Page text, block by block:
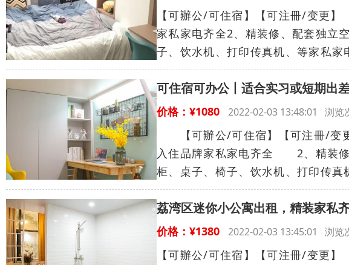
【可辦公/可住宿】【可注冊/变更
家私家电齐全2、精装修、配套独立
子、饮水机、打印传真机、等家私
可住宿可办公丨适合实习或短期出
价格：¥1080 2022-02-03 13:48:01 浏览
【可辦公/可住宿】【可注冊/变
入住品牌家私家电齐全 2、精装修
柜、桌子、椅子、饮水机、打印传
荔湾区迷你小公寓出租，精装家私
价格：¥1380 2022-02-03 13:45:01 浏览
【可辦公/可住宿】【可注冊/变更